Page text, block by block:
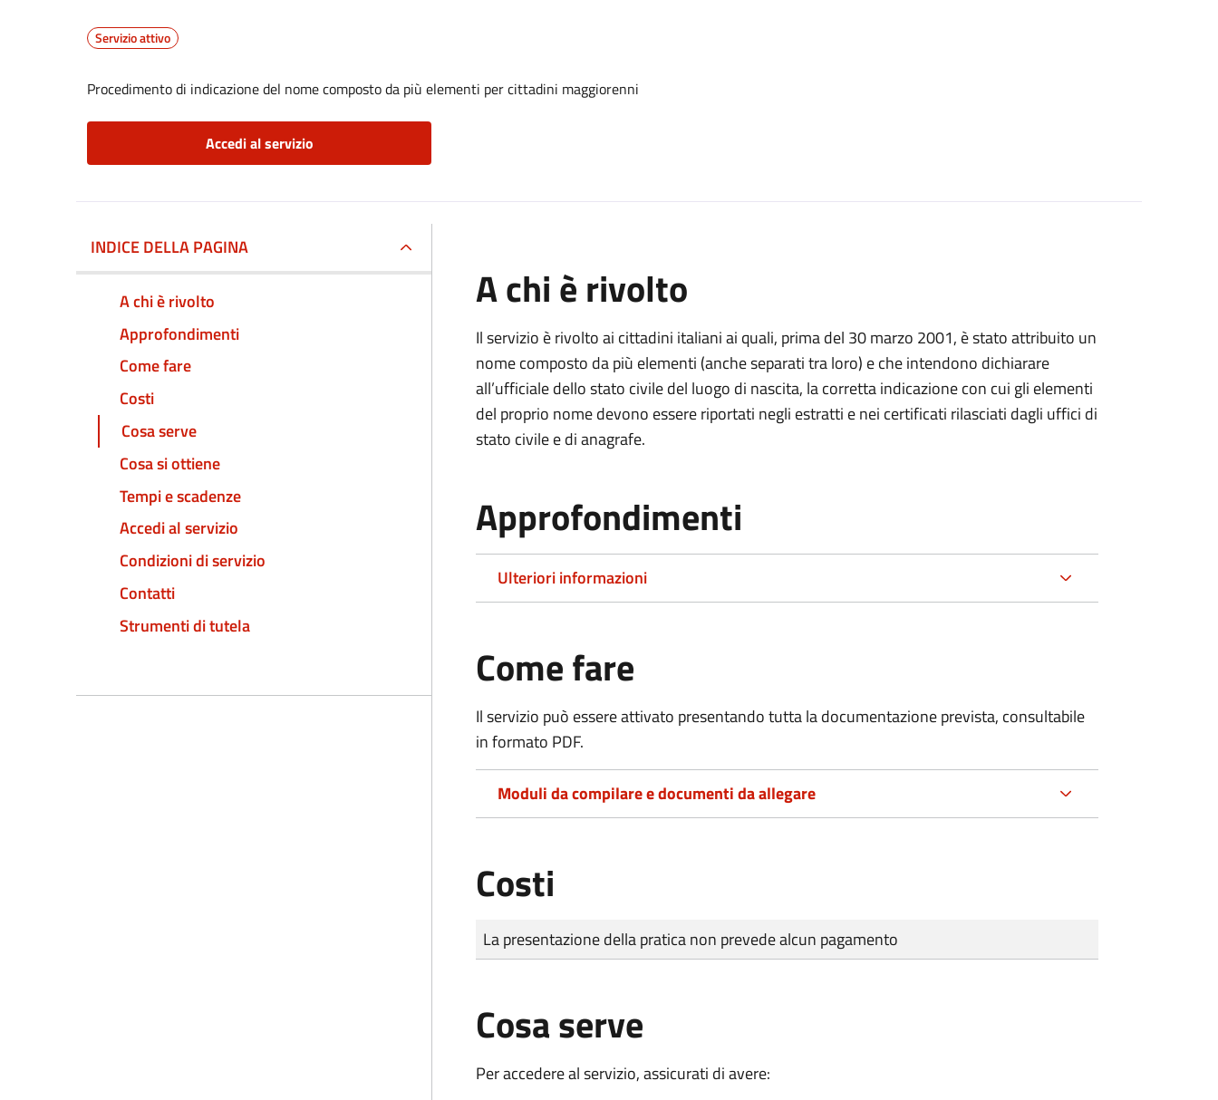
Servizio attivo
Procedimento di indicazione del nome composto da più elementi per cittadini maggiorenni
Accedi al servizio
INDICE DELLA PAGINA
A chi è rivolto
Approfondimenti
Come fare
Costi
Cosa serve
Cosa si ottiene
Tempi e scadenze
Accedi al servizio
Condizioni di servizio
Contatti
Strumenti di tutela
A chi è rivolto
Il servizio è rivolto ai cittadini italiani ai quali, prima del 30 marzo 2001, è stato attribuito un
nome composto da più elementi (anche separati tra loro) e che intendono dichiarare
all’ufficiale dello stato civile del luogo di nascita, la corretta indicazione con cui gli elementi
del proprio nome devono essere riportati negli estratti e nei certificati rilasciati dagli uffici di
stato civile e di anagrafe.
Approfondimenti
Ulteriori informazioni
Come fare
Il servizio può essere attivato presentando tutta la documentazione prevista, consultabile
in formato PDF.
Moduli da compilare e documenti da allegare
Costi
Tipo di pagamento
Importo
La presentazione della pratica non prevede alcun pagamento
Cosa serve
Per accedere al servizio, assicurati di avere: